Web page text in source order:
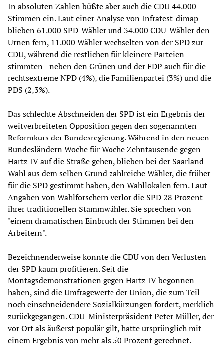
In absoluten Zahlen büßte aber auch die CDU 44.000
Stimmen ein. Laut einer Analyse von Infratest-dimap
blieben 61.000 SPD-Wähler und 34.000 CDU-Wähler den
Urnen fern, 11.000 Wähler wechselten von der SPD zur
CDU, während die restlichen für kleinere Parteien
stimmten - neben den Grünen und der FDP auch für die
rechtsextreme NPD (4%), die Familienpartei (3%) und die
PDS (2,3%).
Das schlechte Abschneiden der SPD ist ein Ergebnis der
weitverbreiteten Opposition gegen den sogenannten
Reformkurs der Bundesregierung. Während in den neuen
Bundesländern Woche für Woche Zehntausende gegen
Hartz IV auf die Straße gehen, blieben bei der Saarland-
Wahl aus dem selben Grund zahlreiche Wähler, die früher
für die SPD gestimmt haben, den Wahllokalen fern. Laut
Angaben von Wahlforschern verlor die SPD 28 Prozent
ihrer traditionellen Stammwähler. Sie sprechen von
"einem dramatischen Einbruch der Stimmen bei den
Arbeitern".
Bezeichnenderweise konnte die CDU von den Verlusten
der SPD kaum profitieren. Seit die
Montagsdemonstrationen gegen Hartz IV begonnen
haben, sind die Umfragewerte der Union, die zum Teil
noch einschneidendere Sozialkürzungen fordert, merklich
zurückgegangen. CDU-Ministerpräsident Peter Müller, der
vor Ort als äußerst populär gilt, hatte ursprünglich mit
einem Ergebnis von mehr als 50 Prozent gerechnet.